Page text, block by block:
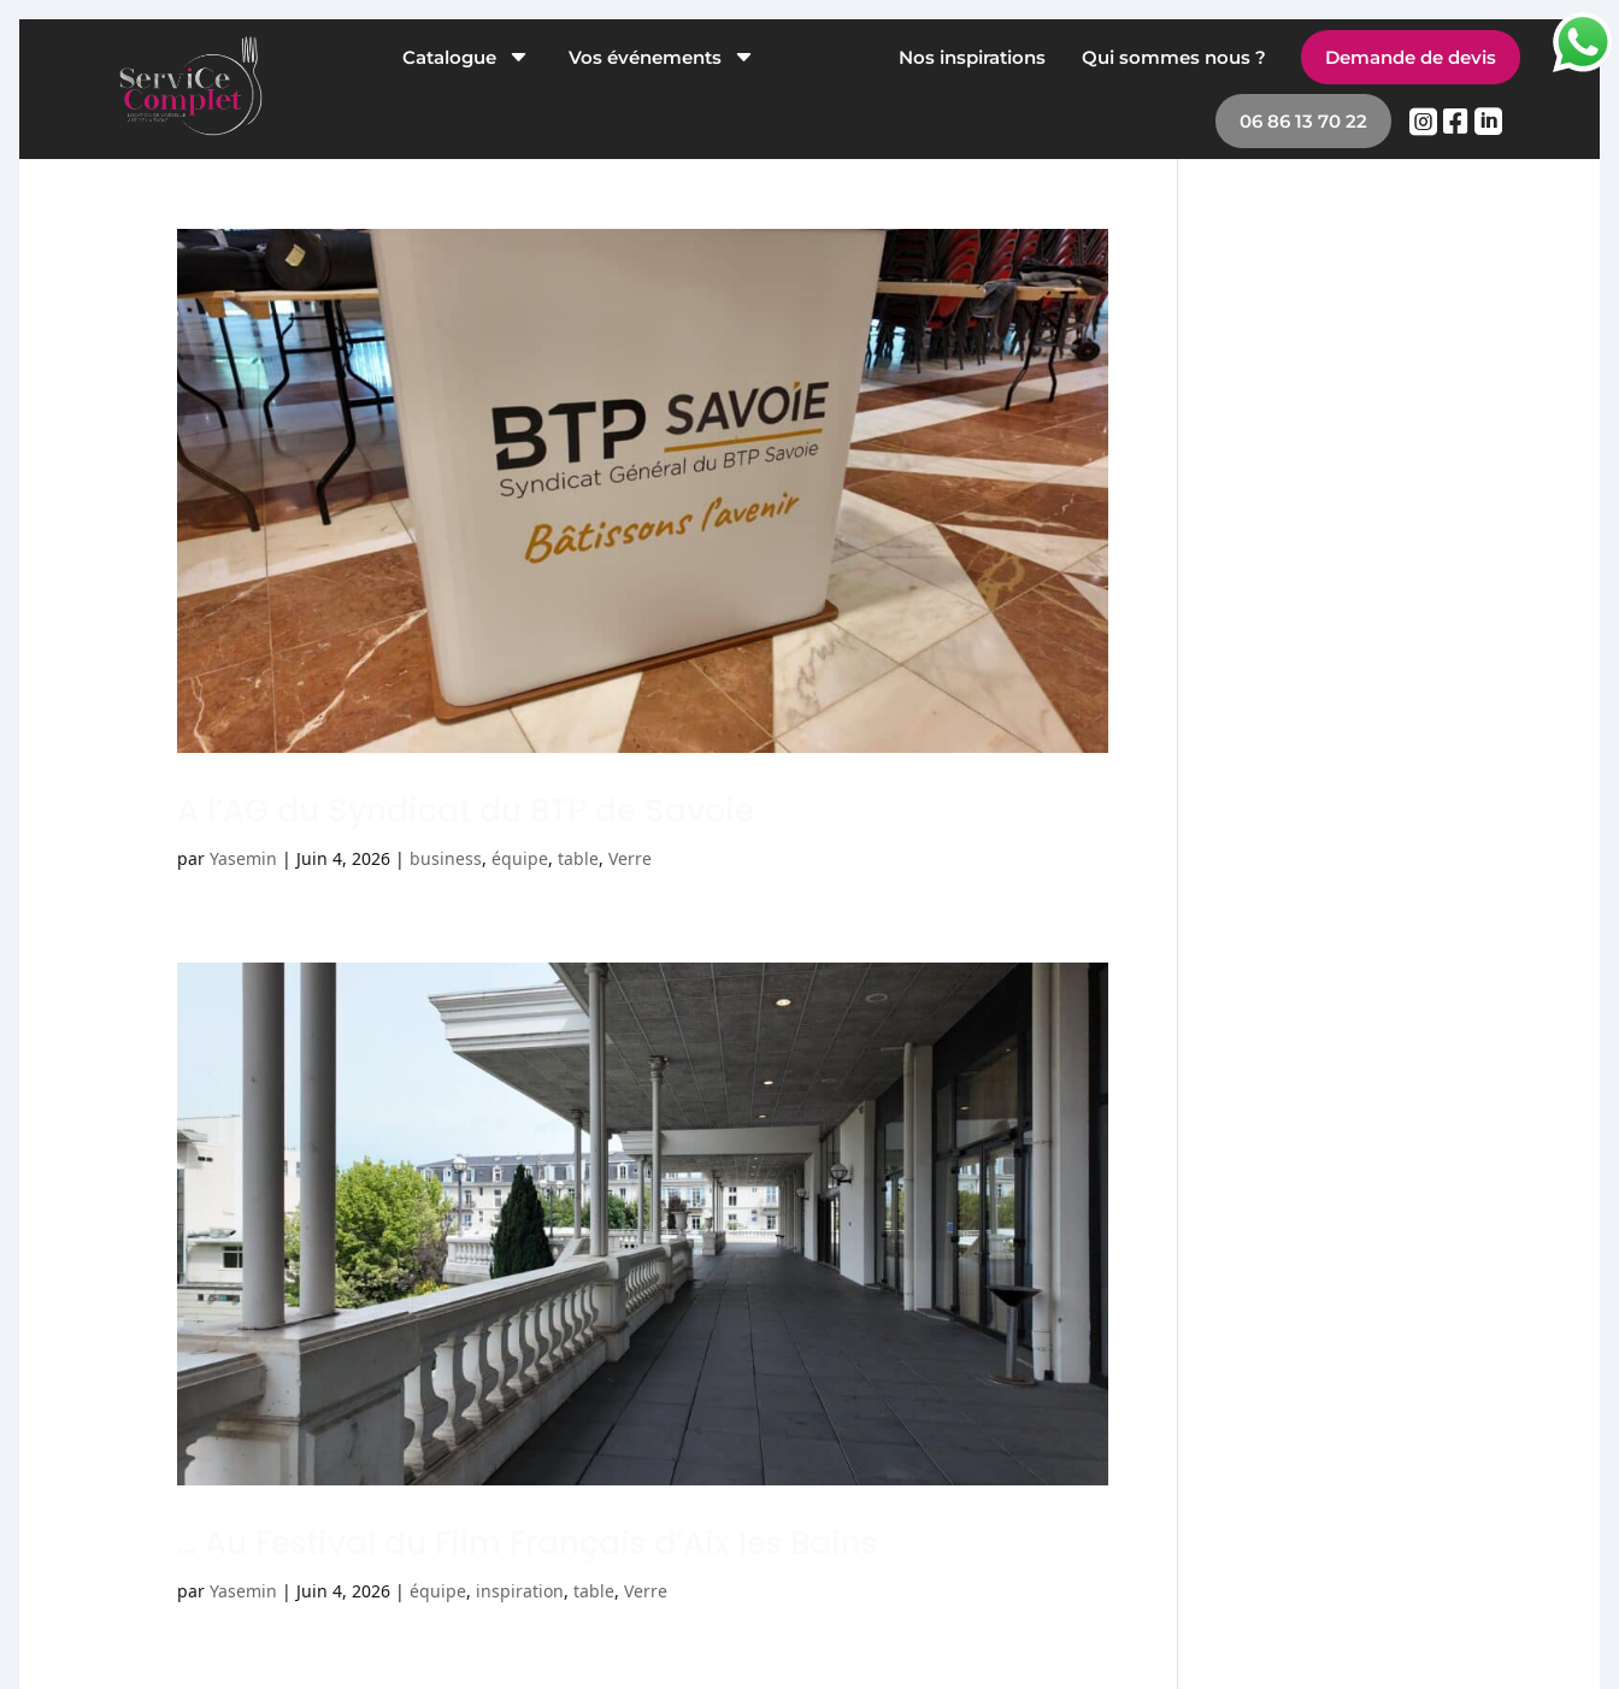
C
Catalogue C
Vos événements Nos inspirations Qui sommes nous ? Demande de devis
06 86 13 70 22   
parYasemin | Juin 4, 2026 | business,équipe,table,Verre
parYasemin | Juin 4, 2026 |équipe, inspiration,table,Verre